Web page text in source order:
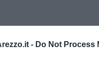
- Do Not Process